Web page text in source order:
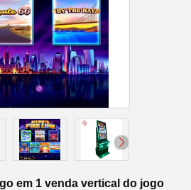
em 1 venda vertical do jogo